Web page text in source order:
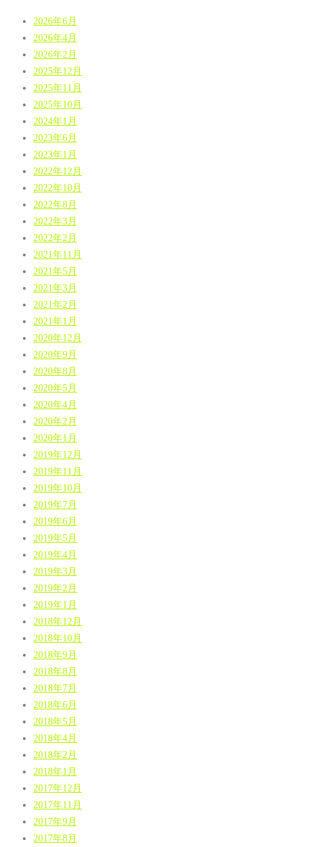
2026年6月
2026年4月
2026年2月
2025年12月
2025年11月
2025年10月
2024年1月
2023年6月
2023年1月
2022年12月
2022年10月
2022年8月
2022年3月
2022年2月
2021年11月
2021年5月
2021年3月
2021年2月
2021年1月
2020年12月
2020年9月
2020年8月
2020年5月
2020年4月
2020年2月
2020年1月
2019年12月
2019年11月
2019年10月
2019年7月
2019年6月
2019年5月
2019年4月
2019年3月
2019年2月
2019年1月
2018年12月
2018年10月
2018年9月
2018年8月
2018年7月
2018年6月
2018年5月
2018年4月
2018年2月
2018年1月
2017年12月
2017年11月
2017年9月
2017年8月